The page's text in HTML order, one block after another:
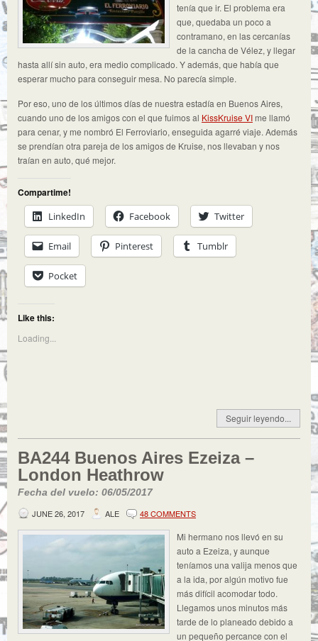
tenía que ir. El problema era
que, quedaba un poco a
contramano, en las cercanías
de la cancha de Vélez, y llegar
hasta allí sin auto, era medio complicado. Y además, que había que
esperar mucho para conseguir mesa. No parecía simple.
Por eso, uno de los últimos días de nuestra estadía en Buenos Aires,
cuando uno de los amigos con el que fuimos al KissKruise VI me llamó
para cenar, y me nombró El Ferroviario, enseguida agarré viaje. Además
se prendían otra pareja de los amigos de Kruise, nos llevaban y nos
traían en auto, qué mejor.
Compartime!
LinkedIn
Facebook Twitter
Email Pinterest Tumblr
Pocket
Like this:
Loading...
Seguir leyendo...
BA244 Buenos Aires Ezeiza –
London Heathrow
Fecha del vuelo: 06/05/2017
JUNE 26, 2017
ALE 48 COMMENTS
Mi hermano nos llevó en su
auto a Ezeiza, y aunque
teníamos una valija menos que
a la ida, por algún motivo fue
más difícil acomodar todo.
Llegamos unos minutos más
tarde de lo planeado debido a
un pequeño percance con el